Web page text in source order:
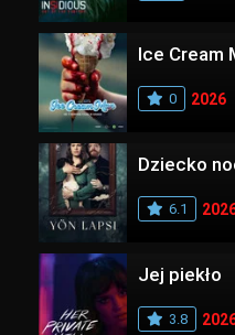
Ice Cream
0 2026
Dziecko
6.1
Jej piekło
3.8